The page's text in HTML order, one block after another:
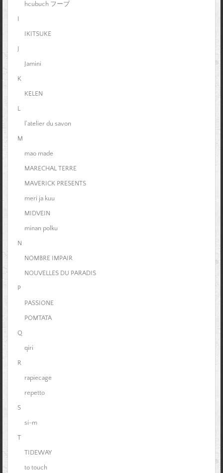
hcubuch フーブ
IKITSUKE
Jamini
K
KELEN
L
l'atelier du savon
M
mao made
MARECHAL TERRE
MAVERICK PRESENTS
meri ja kuu
MIDVEIN
minan polku
N
NOMBRE IMPAIR
NOUVELLES DU PARADIS
P
PASSIONE
POMTATA
Q
qiri
R
rapiecage
repetto
S
si-m
T
TIDEWAY
to touch